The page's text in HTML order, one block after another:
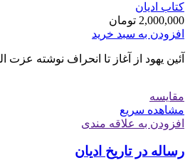
کتاب ادیان
2,000,000 تومان
افزودن به سبد خرید
آئین یهود از آغاز تا انحراف نوشته
مقایسه
مشاهده سریع
افزودن به علاقه مندی
رساله در تاریخ ادیان